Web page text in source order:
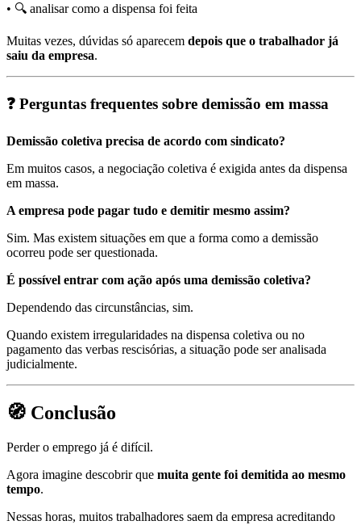
• 🔍 analisar como a dispensa foi feita
Muitas vezes, dúvidas só aparecem depois que o trabalhador já
saiu da empresa.
❓ Perguntas frequentes sobre demissão em massa
Demissão coletiva precisa de acordo com sindicato?
Em muitos casos, a negociação coletiva é exigida antes da dispensa
em massa.
A empresa pode pagar tudo e demitir mesmo assim?
Sim. Mas existem situações em que a forma como a demissão
ocorreu pode ser questionada.
É possível entrar com ação após uma demissão coletiva?
Dependendo das circunstâncias, sim.
Quando existem irregularidades na dispensa coletiva ou no
pagamento das verbas rescisórias, a situação pode ser analisada
judicialmente.
🧭 Conclusão
Perder o emprego já é difícil.
Agora imagine descobrir que muita gente foi demitida ao mesmo
tempo.
Nessas horas, muitos trabalhadores saem da empresa acreditando